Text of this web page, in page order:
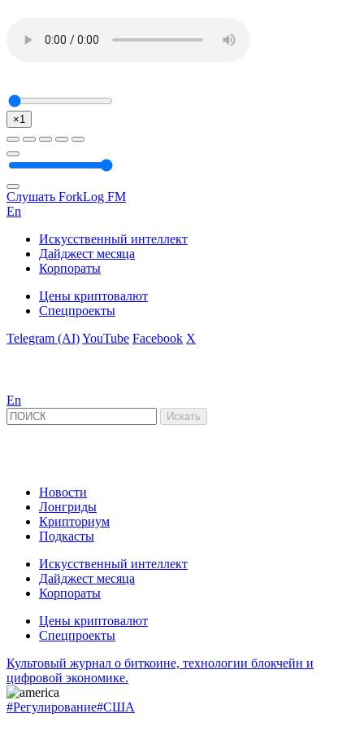
×1
Слушать ForkLog FM
En
Искусственный интеллект
Дайджест месяца
Корпораты
Цены криптовалют
Спецпроекты
Telegram (AI)YouTube Facebook X
En
Новости
Лонгриды
Крипториум
Подкасты
Искусственный интеллект
Дайджест месяца
Корпораты
Цены криптовалют
Спецпроекты
Культовый журнал о биткоине, технологии блокчейн и
цифровой экономике.
#Регулирование#США